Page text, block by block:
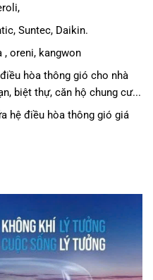
Suntec, Daikin.
, oreni, kangwon
hòa thông gió cho nhà
biệt thự, căn hộ chung cư...
hệ điều hòa thông gió giá